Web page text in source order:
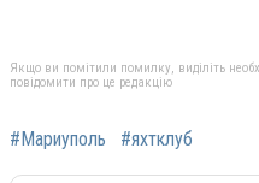
Якщо ви помітили помилку, виділіть
повідомити про це редакцію
#Мариуполь #яхтклуб